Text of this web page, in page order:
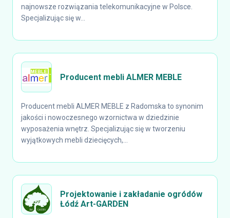
najnowsze rozwiązania telekomunikacyjne w Polsce.
Specjalizując się w...
Producent mebli ALMER MEBLE
Producent mebli ALMER MEBLE z Radomska to synonim
jakości i nowoczesnego wzornictwa w dziedzinie
wyposażenia wnętrz. Specjalizując się w tworzeniu
wyjątkowych mebli dziecięcych,...
Projektowanie i zakładanie ogródów
Łódź Art-GARDEN